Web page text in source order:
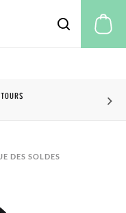
DES SOLDES